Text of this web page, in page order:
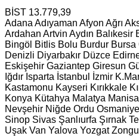
BİST 13.779,39
Adana Adıyaman Afyon Ağrı
Ardahan Artvin Aydın Balıkesir
Bingöl Bitlis Bolu Burdur Bursa
Denizli Diyarbakır Düzce
Eskişehir Gaziantep Giresun
Iğdır Isparta İstanbul İzmir
Kastamonu Kayseri Kırıkkale
Konya Kütahya Malatya Manisa
Nevşehir Niğde Ordu Osmaniye
Sinop Sivas Şanlıurfa Şırnak
Uşak Van Yalova Yozgat